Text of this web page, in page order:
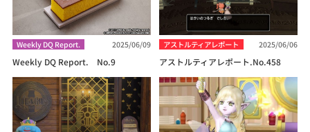
Weekly DQ Report. 2025/06/09
Weekly DQ Report. No.9
アストルティアレポート 2025/06/06
アストルティアレポート.No.458